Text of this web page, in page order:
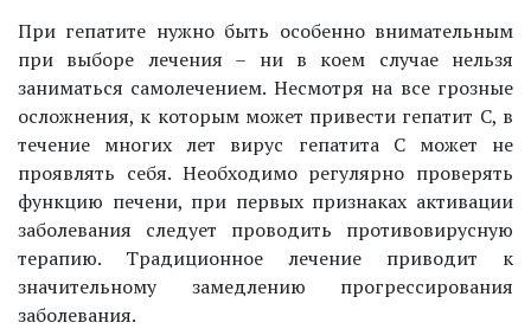
При гепатите нужно быть особенно внимательным
при выборе лечения – ни в коем случае нельзя
заниматься самолечением. Несмотря на все грозные
осложнения, к которым может привести гепатит С, в
течение многих лет вирус гепатита С может не
проявлять себя. Необходимо регулярно проверять
функцию печени, при первых признаках активации
заболевания следует проводить противовирусную
терапию. Традиционное лечение приводит к
значительному замедлению прогрессирования
заболевания.